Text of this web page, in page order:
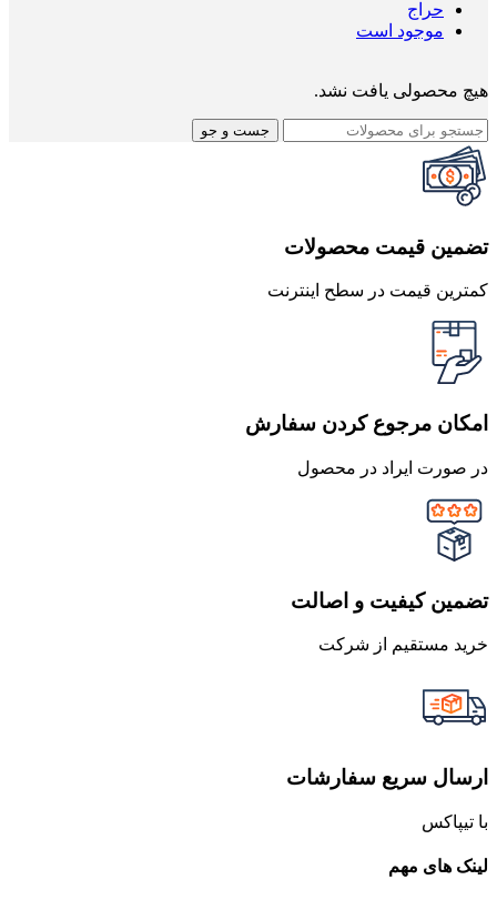
حراج
موجود است
هیچ محصولی یافت نشد.
جست و جو
تضمین قیمت محصولات
کمترین قیمت در سطح اینترنت
امکان مرجوع کردن سفارش
در صورت ایراد در محصول
تضمین کیفیت و اصالت
خرید مستقیم از شرکت
ارسال سریع سفارشات
با تیپاکس
لینک های مهم